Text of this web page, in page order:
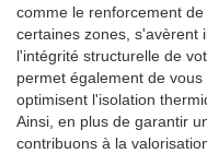
comme le renforcement
certaines zones, s'avèrent
l'intégrité structurelle de
permet également de
optimisent l'isolation
Ainsi, en plus de garantir
contribuons à la